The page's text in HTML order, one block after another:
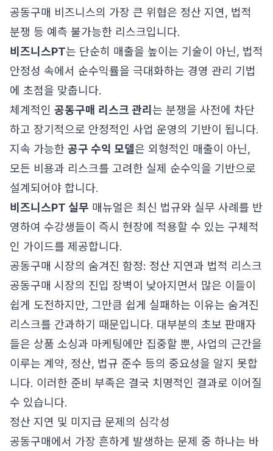
공동구매 비즈니스의 가장 큰 위협은 정산 지연, 법적
분쟁 등 예측 불가능한 리스크입니다.
비즈니스PT는 단순히 매출을 높이는 기술이 아닌, 법적
안정성 속에서 순수익률을 극대화하는 경영 관리 기법
에 초점을 맞춥니다.
체계적인 공동구매 리스크 관리 는 분쟁을 사전에 차단
하고 장기적으로 안정적인 사업 운영의 기반이 됩니다.
지속 가능한 공구 수익 모델은 외형적인 매출이 아닌,
모든 비용과 리스크를 고려한 실제 순수익을 기반으로
설계되어야 합니다.
비즈니스PT 실무 매뉴얼은 최신 법규와 실무 사례를 반
영하여 수강생들이 즉시 현장에 적용할 수 있는 구체적
인 가이드를 제공합니다.
공동구매 시장의 숨겨진 함정: 정산 지연과 법적 리스크
공동구매 시장의 진입 장벽이 낮아지면서 많은 이들이
쉽게 도전하지만, 그만큼 쉽게 실패하는 이유는 숨겨진
리스크를 간과하기 때문입니다. 대부분의 초보 판매자
들은 상품 소싱과 마케팅에만 집중할 뿐, 사업의 근간을
이루는 계약, 정산, 법규 준수 등의 중요성을 알지 못합
니다. 이러한 준비 부족은 결국 치명적인 결과로 이어질
수 있습니다.
정산 지연 및 미지급 문제의 심각성
공동구매에서 가장 흔하게 발생하는 문제 중 하나는 바